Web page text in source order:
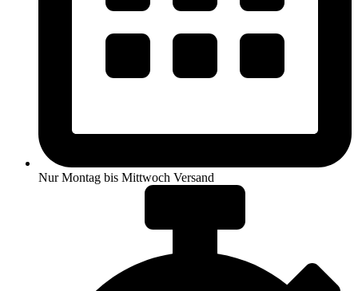
Nur Montag bis Mittwoch Versand